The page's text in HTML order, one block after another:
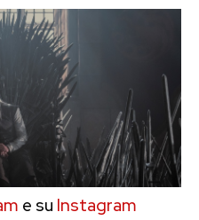
e su Instagram